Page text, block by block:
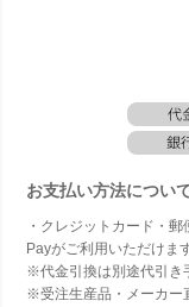
お支払い方法につい
・クレジットカード・
Payがご利用いただけます
※代金引換は別途代引き
※受注生産品・メーカー